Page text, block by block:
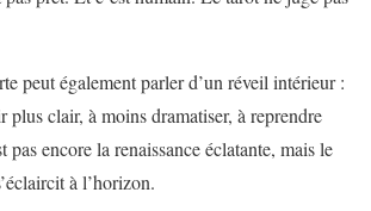
peut également parler d’un réveil intérieur :
plus clair, à moins dramatiser, à reprendre
pas encore la renaissance éclatante, mais le
à l’horizon.